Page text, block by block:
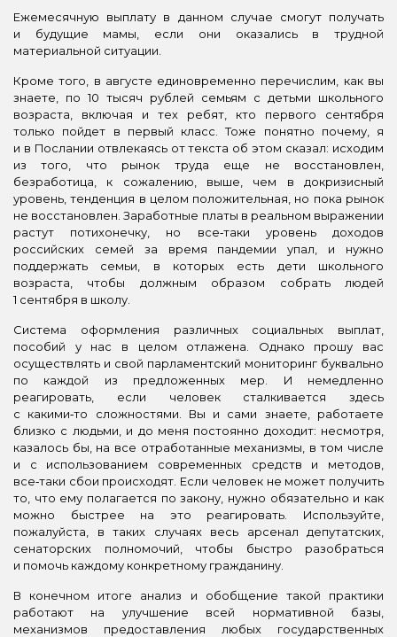
Ежемесячную выплату в данном случае смогут получать
и будущие мамы, если они оказались в трудной
материальной ситуации.
Кроме того, в августе единовременно перечислим, как вы
знаете, по 10 тысяч рублей семьям с детьми школьного
возраста, включая и тех ребят, кто первого сентября
только пойдет в первый класс. Тоже понятно почему, я
и в Послании отвлекаясь от текста об этом сказал: исходим
из того, что рынок труда еще не восстановлен,
безработица, к сожалению, выше, чем в докризисный
уровень, тенденция в целом положительная, но пока рынок
не восстановлен. Заработные платы в реальном выражении
растут потихонечку, но все‑таки уровень доходов
российских семей за время пандемии упал, и нужно
поддержать семьи, в которых есть дети школьного
возраста, чтобы должным образом собрать людей
1 сентября в школу.
Система оформления различных социальных выплат,
пособий у нас в целом отлажена. Однако прошу вас
осуществлять и свой парламентский мониторинг буквально
по каждой из предложенных мер. И немедленно
реагировать, если человек сталкивается здесь
с какими‑то сложностями. Вы и сами знаете, работаете
близко с людьми, и до меня постоянно доходит: несмотря,
казалось бы, на все отработанные механизмы, в том числе
и с использованием современных средств и методов,
все‑таки сбои происходят. Если человек не может получить
то, что ему полагается по закону, нужно обязательно и как
можно быстрее на это реагировать. Используйте,
пожалуйста, в таких случаях весь арсенал депутатских,
сенаторских полномочий, чтобы быстро разобраться
и помочь каждому конкретному гражданину.
В конечном итоге анализ и обобщение такой практики
работают на улучшение всей нормативной базы,
механизмов предоставления любых государственных